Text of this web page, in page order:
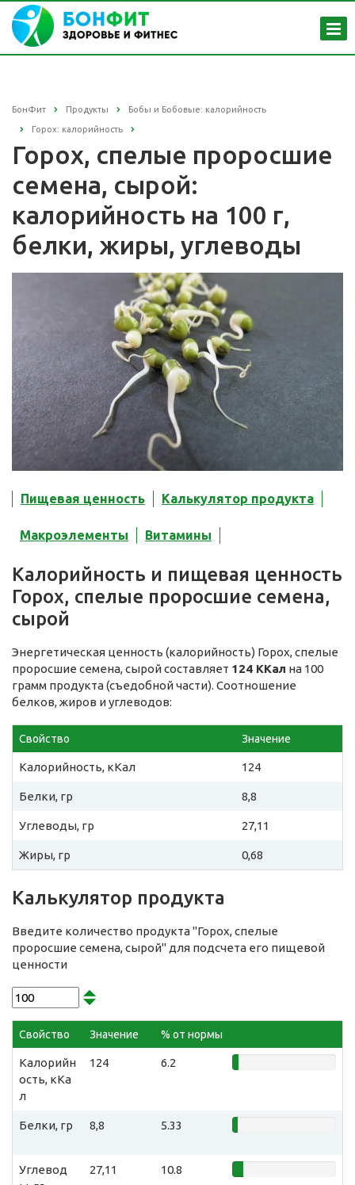
БонФит Продукты Бобы и Бобовые: калорийность
Горох: калорийность
Горох, спелые проросшие
семена, сырой:
калорийность на 100 г,
белки, жиры, углеводы
Пищевая ценность Калькулятор продукта
Макроэлементы Витамины
Калорийность и пищевая ценность
Горох, спелые проросшие семена,
сырой
Энергетическая ценность (калорийность) Горох, спелые
проросшие семена, сырой составляет 124 ККал на 100
грамм продукта (съедобной части). Соотношение
белков, жиров и углеводов:
Свойство Значение
Калорийность, кКал 124
Белки, гр 8,8
Углеводы, гр 27,11
Жиры, гр 0,68
Калькулятор продукта
Введите количество продукта "Горох, спелые
проросшие семена, сырой" для подсчета его пищевой
ценности
Свойство Значение % от нормы
Калорийн
ость, кКа
л
124 6.2
Белки, гр 8,8 5.33
Углевод
27,11 10.8